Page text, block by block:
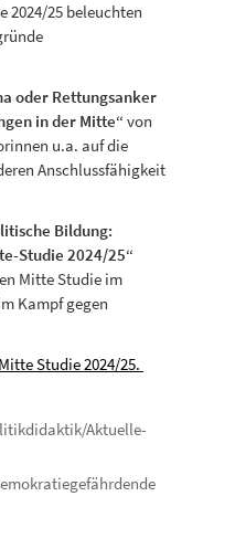
2024/25 beleuchten
oder Rettungsanker
in der Mitte“ von
u.a. auf die
Anschlussfähigkeit
Bildung:
Studie 2024/25“
Mitte Studie im
Kampf gegen
Studie 2024/25.
Aktuelle-